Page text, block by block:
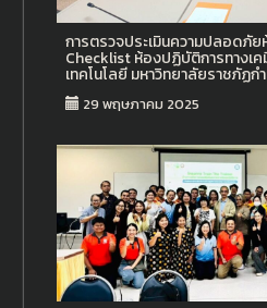
การตรวจประเมินความปลอดภั
Checklist ห้องปฏิบัติการทางเ
เทคโนโลยี มหาวิทยาลัยราชภัฏก
29 พฤษภาคม 2025